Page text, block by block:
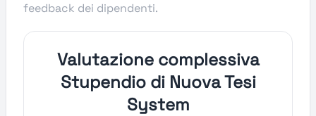
feedback dei dipendenti.
Valutazione complessiva
Stupendio di Nuova Tesi
System